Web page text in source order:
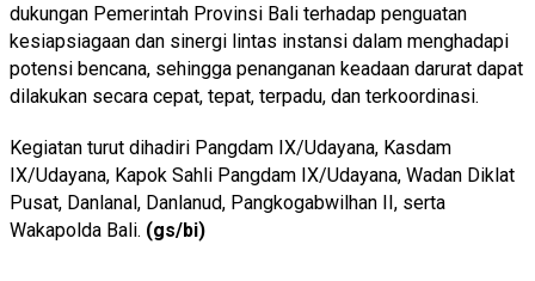
dukungan Pemerintah Provinsi Bali terhadap penguatan
kesiapsiagaan dan sinergi lintas instansi dalam menghadapi
potensi bencana, sehingga penanganan keadaan darurat dapat
dilakukan secara cepat, tepat, terpadu, dan terkoordinasi.
Kegiatan turut dihadiri Pangdam IX/Udayana, Kasdam
IX/Udayana, Kapok Sahli Pangdam IX/Udayana, Wadan Diklat
Pusat, Danlanal, Danlanud, Pangkogabwilhan II, serta
Wakapolda Bali. (gs/bi)